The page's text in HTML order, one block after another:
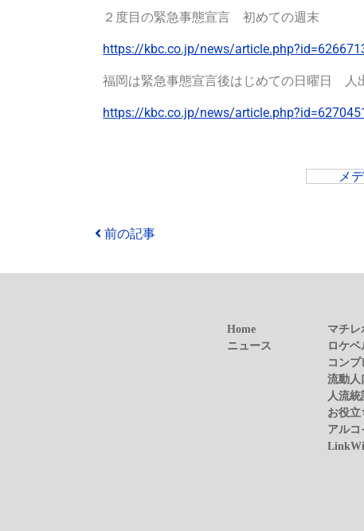
２度目の緊急事態宣言 初めての週末
https://kbc.co.jp/news/
福岡は緊急事態宣言後はじめての日曜日 人
https://kbc.co.jp/news/
メ
前の記事
Home
ニュース
マチレ
ロケベ
コンプ
流動人
人流統
お役立
アルコ